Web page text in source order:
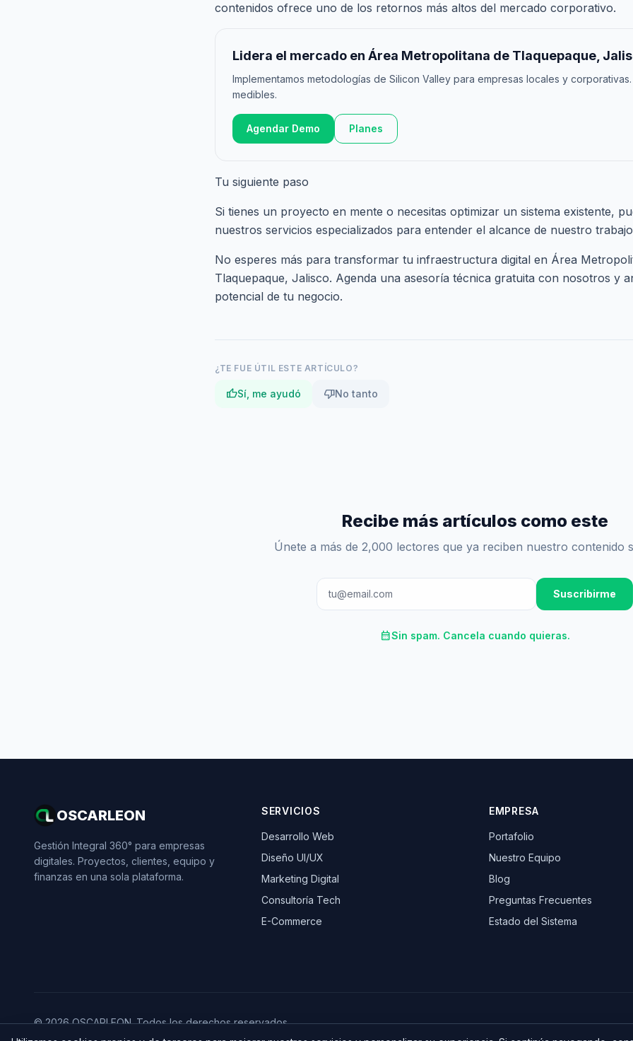
contenidos ofrece uno de los retornos más altos del mercado corporativo.
Lidera el mercado en Área Metropolitana de Tlaquepaque,
Implementamos metodologías de Silicon Valley para empresas locales y
medibles.
Agendar Demo Planes
Tu siguiente paso
Si tienes un proyecto en mente o necesitas optimizar un sistema existente,
nuestros servicios especializados para entender el alcance de nuestro
No esperes más para transformar tu infraestructura digital en Área
Tlaquepaque, Jalisco. Agenda una asesoría técnica gratuita con nosotros y
potencial de tu negocio.
¿TE FUE ÚTIL ESTE ARTÍCULO?
thumb_upSí, me ayudó thumb_downNo tanto
Recibe más artículos como este
Únete a más de 2,000 lectores que ya reciben nuestro contenido
Suscribirme
calendar_monthSin spam. Cancela cuando quieras.
OSCARLEON
Gestión Integral 360° para empresas
digitales. Proyectos, clientes, equipo y
finanzas en una sola plataforma.
SERVICIOS
Desarrollo Web
Diseño UI/UX
Marketing Digital
Consultoría Tech
E-Commerce
EMPRESA
Portafolio
Nuestro Equipo
Blog
Preguntas Frecuentes
Estado del Sistema
© 2026 OSCARLEON. Todos los derechos reservados.